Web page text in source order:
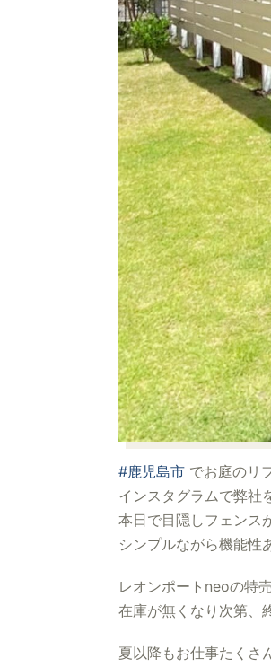
#鹿児島市 でお庭のリ
インスタグラムで弊社
本日で目隠しフェンス
シンプルながら機能性
レオンポートneoの特
在庫が無くなり次第、
夏以降もお仕事たくさ